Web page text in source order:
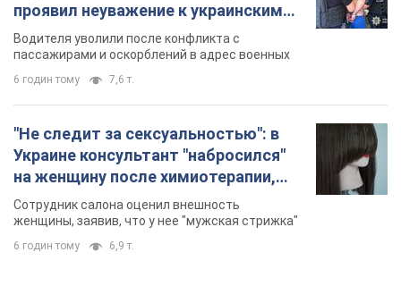
проявил неуважение к украинским
военным и поплатился за это.
Видео
Водителя уволили после конфликта с
пассажирами и оскорблений в адрес военных
6 годин тому 7,6 т.
"Не следит за сексуальностью": в
Украине консультант "набросился"
на женщину после химиотерапии,
разгорелся скандал. Фото
Сотрудник салона оценил внешность
женщины, заявив, что у нее "мужская стрижка"
6 годин тому 6,9 т.